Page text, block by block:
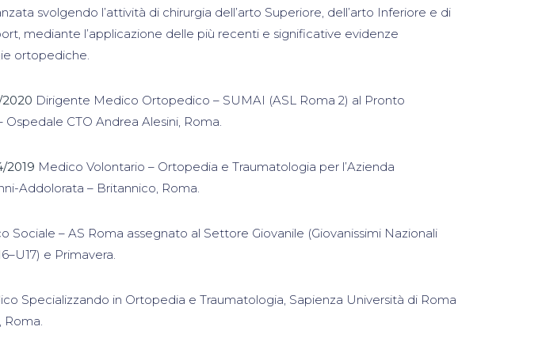
svolgendo l’attività di chirurgia dell’arto Superiore, dell’arto Inferiore e di
mediante l’applicazione delle più recenti e significative evidenze
ortopediche.
2020 Dirigente Medico Ortopedico – SUMAI (ASL Roma 2) al Pronto
CTO Andrea Alesini, Roma.
2019 Medico Volontario – Ortopedia e Traumatologia per l’Azienda
Addolorata – Britannico, Roma.
Sociale – AS Roma assegnato al Settore Giovanile (Giovanissimi Nazionali
e Primavera.
Specializzando in Ortopedia e Traumatologia, Sapienza Università di Roma
Roma.